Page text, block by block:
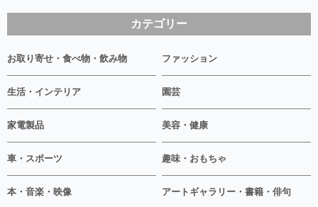
カテゴリー
お取り寄せ・食べ物・飲み物 ファッション
生活・インテリア 園芸
家電製品 美容・健康
車・スポーツ 趣味・おもちゃ
本・音楽・映像 アートギャラリー・書籍・俳句